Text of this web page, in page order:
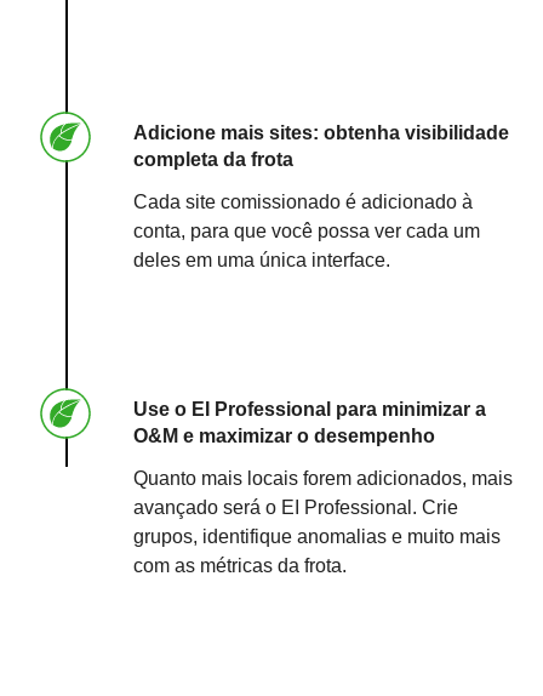
Adicione mais sites: obtenha visibilidade
completa da frota
Cada site comissionado é adicionado à
conta, para que você possa ver cada um
deles em uma única interface.
Use o EI Professional para minimizar a
O&M e maximizar o desempenho
Quanto mais locais forem adicionados, mais
avançado será o EI Professional. Crie
grupos, identifique anomalias e muito mais
com as métricas da frota.